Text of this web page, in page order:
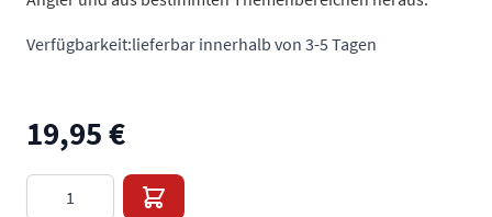
Verfügbarkeit:lieferbar innerhalb von 3-5 Tagen
19,95 €
Menge